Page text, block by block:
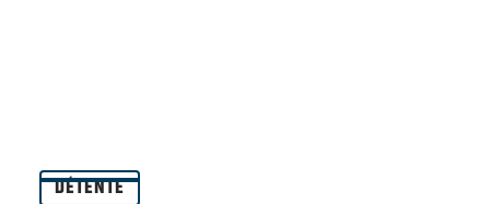
DÉTENTE